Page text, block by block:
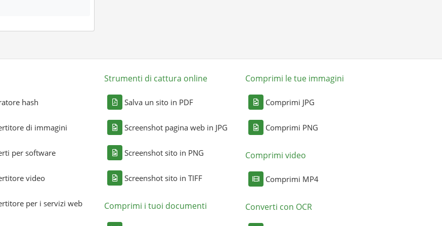
hash
di immagini
per software
video
per i servizi web
Strumenti di cattura online
Salva un sito in PDF
Screenshot pagina web in JPG
Screenshot sito in PNG
Screenshot sito in TIFF
Comprimi i tuoi documenti
Comprimi le tue immagini
Comprimi JPG
Comprimi PNG
Comprimi video
Comprimi MP4
Converti con OCR